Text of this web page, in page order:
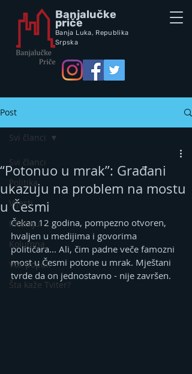
Banjalučke
priče
Banja Luka, Republika
Srpska
Post
Svi članci
Politika
Vijesti
Intervju
Kolumna
Vox populi
Šta kaže Tviter?
Svi članci
“Potonuo u mrak”: Građani
ukazuju na problem na mostu
u Česmi
Čekan 12 godina, pompezno otvoren,
hvaljen u medijima i govorima
političara... Ali, čim padne veče famozni
most u Česmi potone u mrak. Mještani
tvrde da on jednostavno - nije završen.